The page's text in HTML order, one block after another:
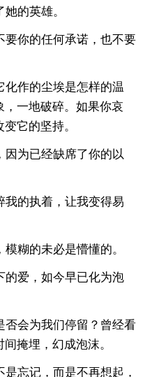
的英雄。
要你的任何承诺，也不要
化作的尘埃是怎样的温
一地破碎。如果你哀
它的坚持。
因为已经缺席了你的以
我的执着，让我变得易
糊的未必是懵懂的。
的爱，如今早已化为泡
否会为我们停留？曾经看
掩埋，幻成泡沫。
忘记，而是不再想起，